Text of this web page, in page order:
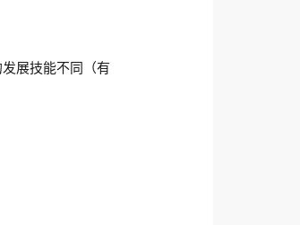
展技能不同（有